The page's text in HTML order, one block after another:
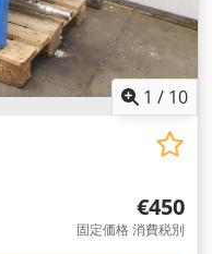
1 / 10
€450
固定価格 消費税別